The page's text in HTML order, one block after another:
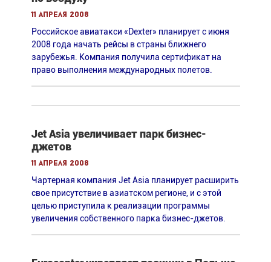
11 апреля 2008
Российское авиатакси «Dexter» планирует с июня
2008 года начать рейсы в страны ближнего
зарубежья. Компания получила сертификат на
право выполнения международных полетов.
Jet Asia увеличивает парк бизнес-
джетов
11 апреля 2008
Чартерная компания Jet Asia планирует расширить
свое присутствие в азиатском регионе, и с этой
целью приступила к реализации программы
увеличения собственного парка бизнес-джетов.